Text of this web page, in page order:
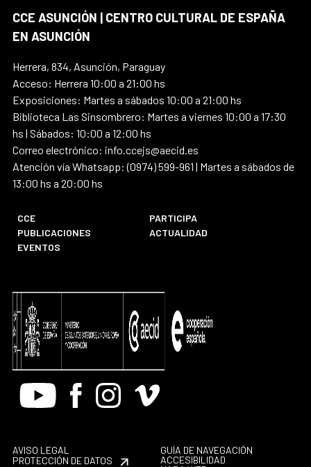
CCE ASUNCIÓN | CENTRO CULTURAL DE ESPAÑA
EN ASUNCIÓN
Herrera, 834, Asunción, Paraguay
Acceso: Herrera 10:00 a 21:00 hs
Exposiciones: Martes a sábados 10:00 a 21:00 hs
Biblioteca Las Sinsombrero: Martes a viernes 10:00 a 17:30
hs | Sábados: 10:00 a 12:00 hs
Correo electrónico: info.ccejs@aecid.es
Atención vía Whatsapp: (0974) 599-961 | Martes a sábados de
13:00 hs a 20:00 hs
CCE
PARTICIPA
PUBLICACIONES
ACTUALIDAD
EVENTOS
Youtube FacebookInstagram
Vimeo
AVISO LEGAL
PROTECCIÓN DE DATOS
GUÍA DE NAVEGACIÓN
ACCESIBILIDAD